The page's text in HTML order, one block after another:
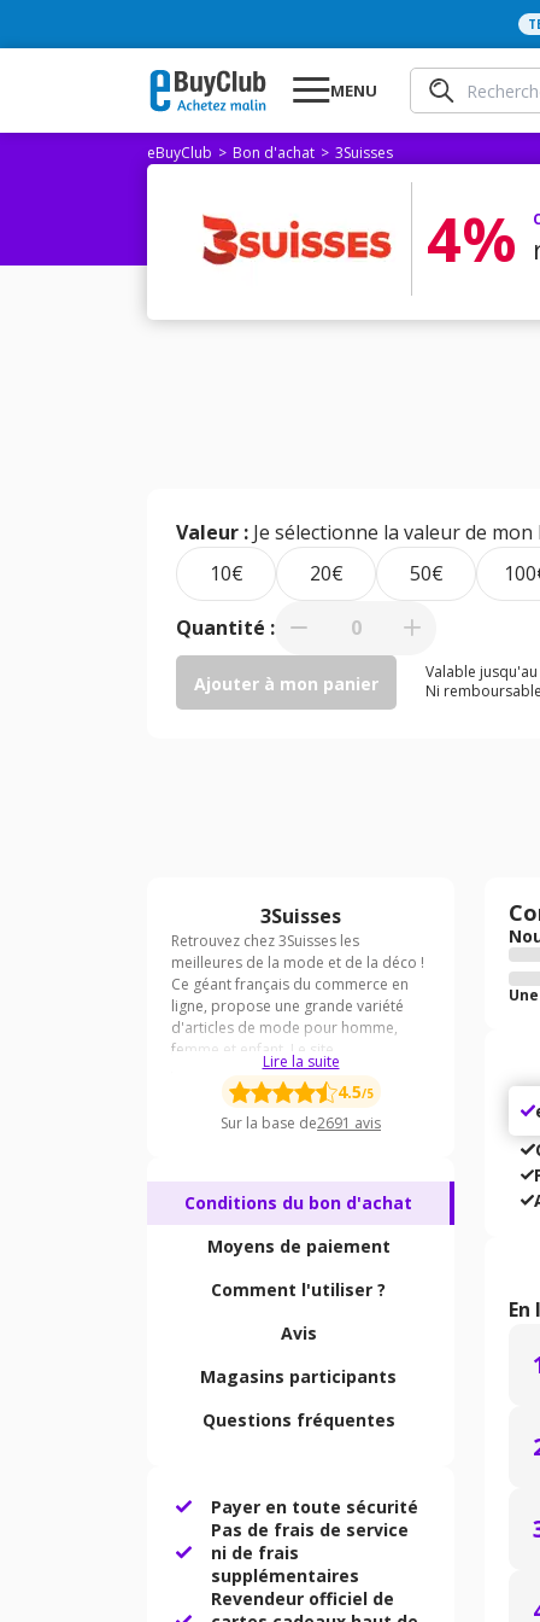
MENU
eBuyClub Bon d'achat 3Suisses
4%
Valeur : Je sélectionne la valeur de
10€
20€ 50€
Quantité : 0
Ajouter à mon panier
Valable jusqu'au
Ni
3Suisses
Lire la suite
4.5/5
Sur la base de2691 avis
Conditions du bon d'achat
Moyens de paiement
Comment l'utiliser ?
Avis
Magasins participants
Questions fréquentes
Payer en toute sécurité
Pas de frais de service
ni de frais
supplémentaires
Revendeur officiel de
En